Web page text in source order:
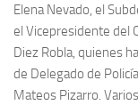
Elena Nevado, el
el Vicepresidente del
Diez Robla, quienes
de Delegado de
Mateos Pizarro.